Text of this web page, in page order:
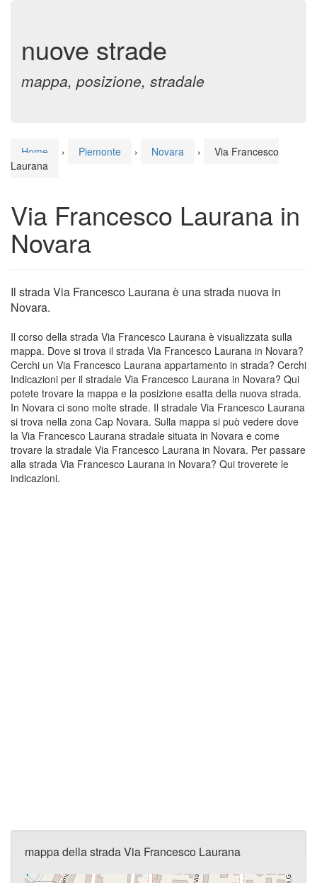
nuove strade
mappa, posizione, stradale
Home › Piemonte › Novara ›
Via Francesco
Laurana
Via Francesco Laurana in
Novara
Il strada Via Francesco Laurana è una strada nuova in
Novara.
Il corso della strada Via Francesco Laurana è visualizzata sulla
mappa. Dove si trova il strada Via Francesco Laurana in Novara?
Cerchi un Via Francesco Laurana appartamento in strada? Cerchi
Indicazioni per il stradale Via Francesco Laurana in Novara? Qui
potete trovare la mappa e la posizione esatta della nuova strada.
In Novara ci sono molte strade. Il stradale Via Francesco Laurana
si trova nella zona Cap Novara. Sulla mappa si può vedere dove
la Via Francesco Laurana stradale situata in Novara e come
trovare la stradale Via Francesco Laurana in Novara. Per passare
alla strada Via Francesco Laurana in Novara? Qui troverete le
indicazioni.
mappa della strada Via Francesco Laurana